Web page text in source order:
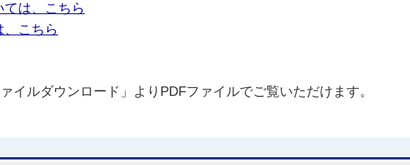
ては、こちら
、こちら
イルダウンロード」よりPDFファイルでご覧いただけます。